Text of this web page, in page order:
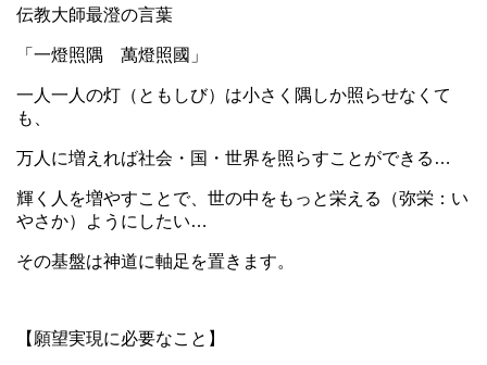
伝教大師最澄の言葉
「一燈照隅 萬燈照國」
一人一人の灯（ともしび）は小さく隅しか照らせなくて
も、
万人に増えれば社会・国・世界を照らすことができる…
輝く人を増やすことで、世の中をもっと栄える（弥栄：い
やさか）ようにしたい…
その基盤は神道に軸足を置きます。
【願望実現に必要なこと】